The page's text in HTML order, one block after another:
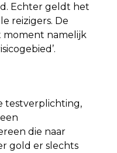
Echter geldt het
reizigers. De
moment namelijk
testverplichting,
die naar
gold er slechts